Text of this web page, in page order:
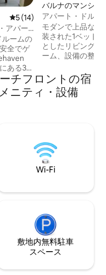
レビュー14件、5つ星中5つ
5 (14)
アパー
ームの
全でゲ
ある3ベ
ナの市
あり、
タイル
用バル
ときや
バルナのマンショ
ート
アパート・ドルチ
モダンで上品な
装された1ベッド
としたリビングル
ーム、設備の整っ
ナの中心部（ホテ
に位置し、中心部
りにあるDOLCE
は、休暇や出張に
チフロントの宿
ニティ・設備
Wi-Fi
敷地内無料駐⁠車
ス⁠ペ⁠ー⁠ス